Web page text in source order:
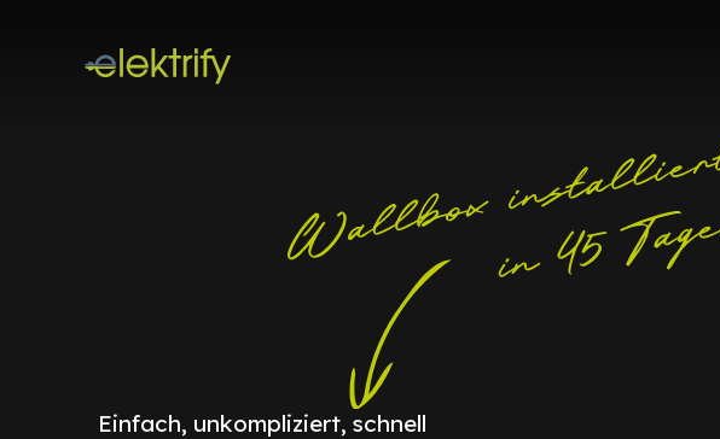
Einfach, unkompliziert, schnell